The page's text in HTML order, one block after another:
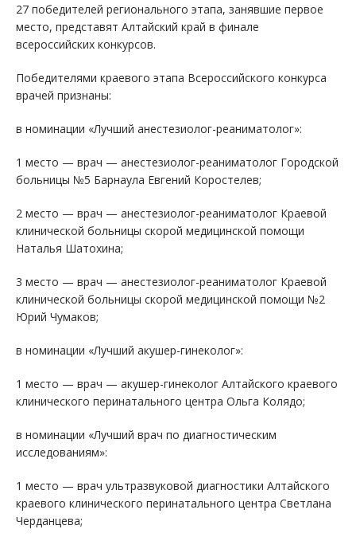
27 победителей регионального этапа, занявшие первое
место, представят Алтайский край в финале
всероссийских конкурсов.
Победителями краевого этапа Всероссийского конкурса
врачей признаны:
в номинации «Лучший анестезиолог-реаниматолог»:
1 место — врач — анестезиолог-реаниматолог Городской
больницы №5 Барнаула Евгений Коростелев;
2 место — врач — анестезиолог-реаниматолог Краевой
клинической больницы скорой медицинской помощи
Наталья Шатохина;
3 место — врач — анестезиолог-реаниматолог Краевой
клинической больницы скорой медицинской помощи №2
Юрий Чумаков;
в номинации «Лучший акушер-гинеколог»:
1 место — врач — акушер-гинеколог Алтайского краевого
клинического перинатального центра Ольга Колядо;
в номинации «Лучший врач по диагностическим
исследованиям»:
1 место — врач ультразвуковой диагностики Алтайского
краевого клинического перинатального центра Светлана
Черданцева;